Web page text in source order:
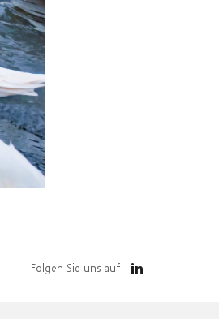
Folgen Sie uns auf